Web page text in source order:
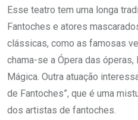
Esse teatro tem uma longa
Fantoches e atores
clássicas, como as famosas
chama-se a Ópera das óperas,
Mágica. Outra atuação
de Fantoches”, que é uma
dos artistas de fantoches.